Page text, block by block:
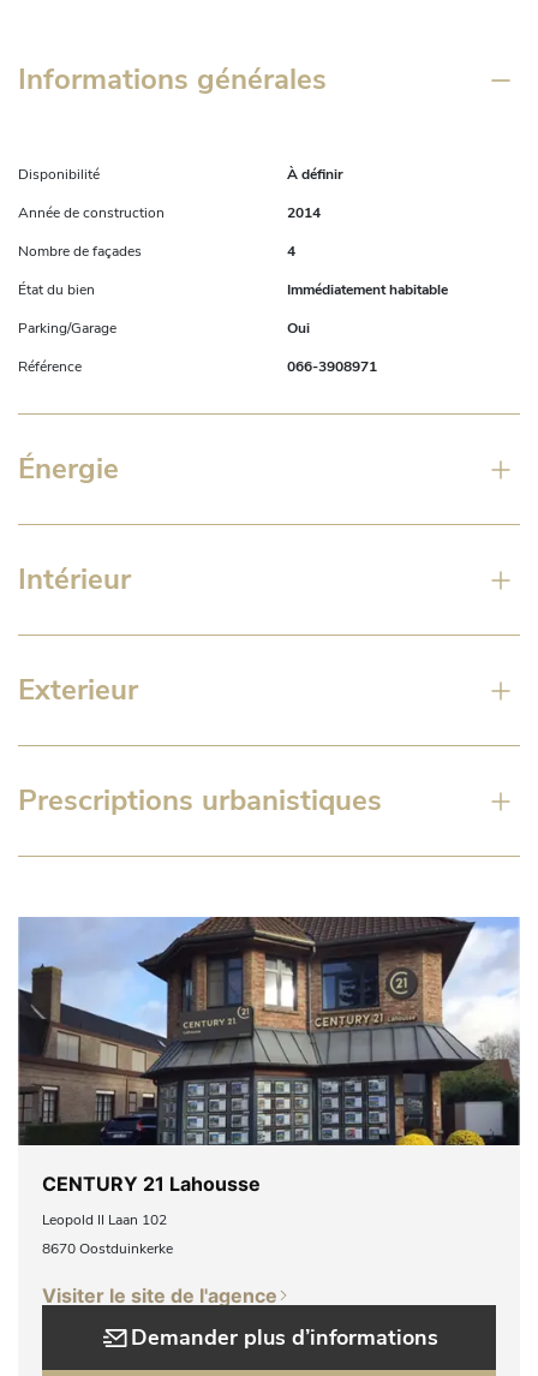
Informations générales
Disponibilité
À définir
Année de construction
2014
Nombre de façades
4
État du bien
Immédiatement habitable
Parking/Garage
Oui
Référence
066-3908971
Énergie
Intérieur
Exterieur
Prescriptions urbanistiques
CENTURY 21 Lahousse
Leopold II Laan 102
8670 Oostduinkerke
Visiter le site de l'agence
Demander plus d’informations